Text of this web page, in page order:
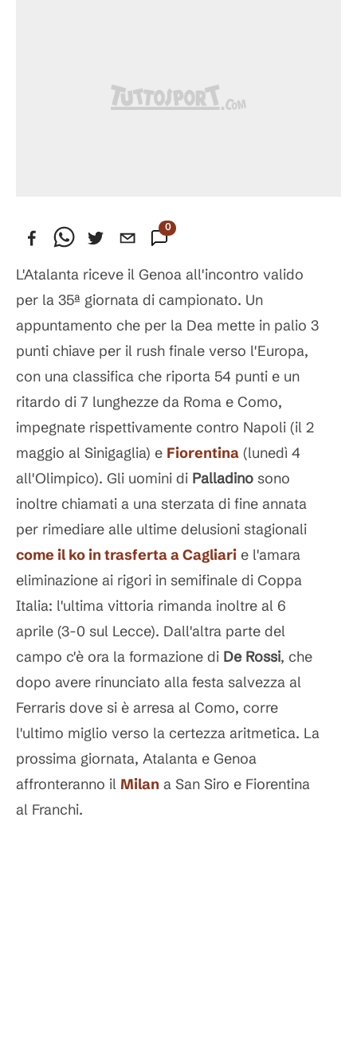
0
L'Atalanta riceve il Genoa all'incontro valido
per la 35ª giornata di campionato. Un
appuntamento che per la Dea mette in palio 3
punti chiave per il rush finale verso l'Europa,
con una classifica che riporta 54 punti e un
ritardo di 7 lunghezze da Roma e Como,
impegnate rispettivamente contro Napoli (il 2
maggio al Sinigaglia) e Fiorentina (lunedì 4
all'Olimpico). Gli uomini di Palladino sono
inoltre chiamati a una sterzata di fine annata
per rimediare alle ultime delusioni stagionali
come il ko in trasferta a Cagliari e l'amara
eliminazione ai rigori in semifinale di Coppa
Italia: l'ultima vittoria rimanda inoltre al 6
aprile (3-0 sul Lecce). Dall'altra parte del
campo c'è ora la formazione di De Rossi, che
dopo avere rinunciato alla festa salvezza al
Ferraris dove si è arresa al Como, corre
l'ultimo miglio verso la certezza aritmetica. La
prossima giornata, Atalanta e Genoa
affronteranno il Milan a San Siro e Fiorentina
al Franchi.